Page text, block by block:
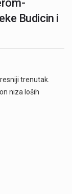
Budicin i
trenutak.
niza loših